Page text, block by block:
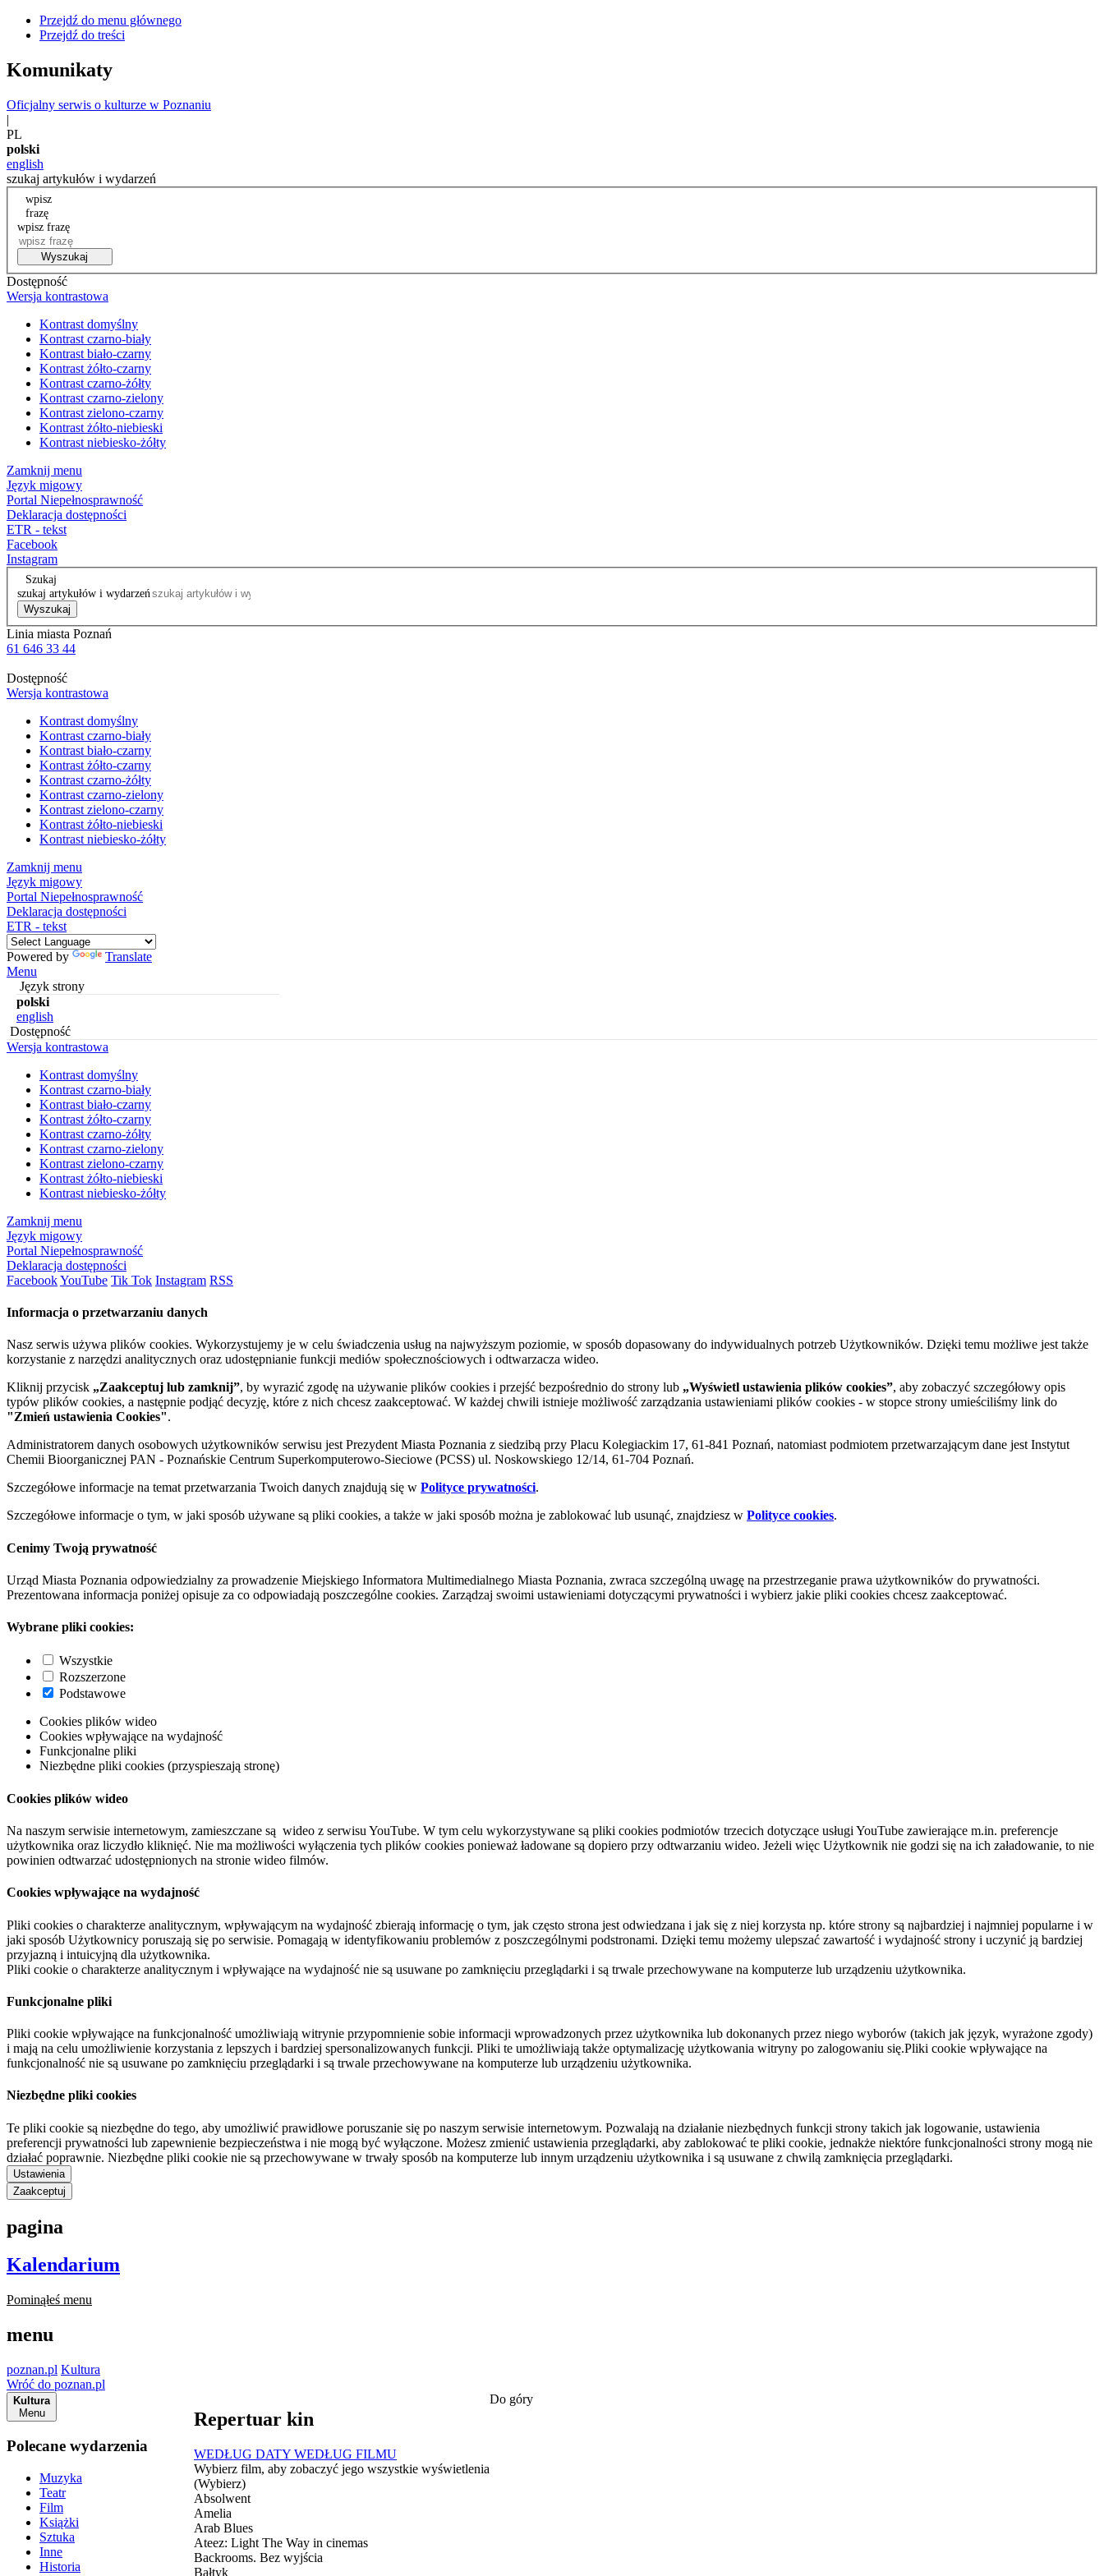
Przejdź do menu głównego
Przejdź do treści
Komunikaty
Oficjalny serwis o kulturze w Poznaniu
|
PL
polski
english
szukaj artykułów i wydarzeń
wpisz
frazę
wpisz frazę
Wyszukaj
Dostępność
Wersja kontrastowa
Kontrast domyślny
Kontrast czarno-biały
Kontrast biało-czarny
Kontrast żółto-czarny
Kontrast czarno-żółty
Kontrast czarno-zielony
Kontrast zielono-czarny
Kontrast żółto-niebieski
Kontrast niebiesko-żółty
Zamknij menu
Język migowy
Portal Niepełnosprawność
Deklaracja dostępności
ETR - tekst
Facebook
Instagram
Szukaj
szukaj artykułów i wydarzeń
Wyszukaj
Linia miasta Poznań
61 646 33 44
Dostępność
Wersja kontrastowa
Kontrast domyślny
Kontrast czarno-biały
Kontrast biało-czarny
Kontrast żółto-czarny
Kontrast czarno-żółty
Kontrast czarno-zielony
Kontrast zielono-czarny
Kontrast żółto-niebieski
Kontrast niebiesko-żółty
Zamknij menu
Język migowy
Portal Niepełnosprawność
Deklaracja dostępności
ETR - tekst
Powered by
Translate
Menu
Język strony
polski
english
Dostępność
Wersja kontrastowa
Kontrast domyślny
Kontrast czarno-biały
Kontrast biało-czarny
Kontrast żółto-czarny
Kontrast czarno-żółty
Kontrast czarno-zielony
Kontrast zielono-czarny
Kontrast żółto-niebieski
Kontrast niebiesko-żółty
Zamknij menu
Język migowy
Portal Niepełnosprawność
Deklaracja dostępności
FacebookYouTube Tik Tok Instagram RSS
Informacja o przetwarzaniu danych
Nasz serwis używa plików cookies. Wykorzystujemy je w celu świadczenia usług na najwyższym poziomie, w sposób dopasowany do indywidualnych potrzeb Użytkowników. Dzięki temu możliwe jest także
korzystanie z narzędzi analitycznych oraz udostępnianie funkcji mediów społecznościowych i odtwarzacza wideo.
Kliknij przycisk „Zaakceptuj lub zamknij”, by wyrazić zgodę na używanie plików cookies i przejść bezpośrednio do strony lub „Wyświetl ustawienia plików cookies”, aby zobaczyć szczegółowy opis
typów plików cookies, a następnie podjąć decyzję, które z nich chcesz zaakceptować. W każdej chwili istnieje możliwość zarządzania ustawieniami plików cookies - w stopce strony umieściliśmy link do
"Zmień ustawienia Cookies".
Administratorem danych osobowych użytkowników serwisu jest Prezydent Miasta Poznania z siedzibą przy Placu Kolegiackim 17, 61-841 Poznań, natomiast podmiotem przetwarzającym dane jest Instytut
Chemii Bioorganicznej PAN - Poznańskie Centrum Superkomputerowo-Sieciowe (PCSS) ul. Noskowskiego 12/14, 61-704 Poznań.
Szczegółowe informacje na temat przetwarzania Twoich danych znajdują się w Polityce prywatności.
Szczegółowe informacje o tym, w jaki sposób używane są pliki cookies, a także w jaki sposób można je zablokować lub usunąć, znajdziesz w Polityce cookies.
Cenimy Twoją prywatność
Urząd Miasta Poznania odpowiedzialny za prowadzenie Miejskiego Informatora Multimedialnego Miasta Poznania, zwraca szczególną uwagę na przestrzeganie prawa użytkowników do prywatności.
Prezentowana informacja poniżej opisuje za co odpowiadają poszczególne cookies. Zarządzaj swoimi ustawieniami dotyczącymi prywatności i wybierz jakie pliki cookies chcesz zaakceptować.
Wybrane pliki cookies:
Wszystkie
Rozszerzone
Podstawowe
Cookies plików wideo
Cookies wpływające na wydajność
Funkcjonalne pliki
Niezbędne pliki cookies (przyspieszają stronę)
Cookies plików wideo
Na naszym serwisie internetowym, zamieszczane są wideo z serwisu YouTube. W tym celu wykorzystywane są pliki cookies podmiotów trzecich dotyczące usługi YouTube zawierające m.in. preferencje
użytkownika oraz liczydło kliknięć. Nie ma możliwości wyłączenia tych plików cookies ponieważ ładowane są dopiero przy odtwarzaniu wideo. Jeżeli więc Użytkownik nie godzi się na ich załadowanie, to nie
powinien odtwarzać udostępnionych na stronie wideo filmów.
Cookies wpływające na wydajność
Pliki cookies o charakterze analitycznym, wpływającym na wydajność zbierają informację o tym, jak często strona jest odwiedzana i jak się z niej korzysta np. które strony są najbardziej i najmniej popularne i w
jaki sposób Użytkownicy poruszają się po serwisie. Pomagają w identyfikowaniu problemów z poszczególnymi podstronami. Dzięki temu możemy ulepszać zawartość i wydajność strony i uczynić ją bardziej
przyjazną i intuicyjną dla użytkownika.
Pliki cookie o charakterze analitycznym i wpływające na wydajność nie są usuwane po zamknięciu przeglądarki i są trwale przechowywane na komputerze lub urządzeniu użytkownika.
Funkcjonalne pliki
Pliki cookie wpływające na funkcjonalność umożliwiają witrynie przypomnienie sobie informacji wprowadzonych przez użytkownika lub dokonanych przez niego wyborów (takich jak język, wyrażone zgody)
i mają na celu umożliwienie korzystania z lepszych i bardziej spersonalizowanych funkcji. Pliki te umożliwiają także optymalizację użytkowania witryny po zalogowaniu się.Pliki cookie wpływające na
funkcjonalność nie są usuwane po zamknięciu przeglądarki i są trwale przechowywane na komputerze lub urządzeniu użytkownika.
Niezbędne pliki cookies
Te pliki cookie są niezbędne do tego, aby umożliwić prawidłowe poruszanie się po naszym serwisie internetowym. Pozwalają na działanie niezbędnych funkcji strony takich jak logowanie, ustawienia
preferencji prywatności lub zapewnienie bezpieczeństwa i nie mogą być wyłączone. Możesz zmienić ustawienia przeglądarki, aby zablokować te pliki cookie, jednakże niektóre funkcjonalności strony mogą nie
działać poprawnie. Niezbędne pliki cookie nie są przechowywane w trwały sposób na komputerze lub innym urządzeniu użytkownika i są usuwane z chwilą zamknięcia przeglądarki.
Ustawienia
Zaakceptuj
pagina
Kalendarium
Pominąłeś menu
menu
poznan.pl Kultura
Wróć do poznan.pl
Kultura
Menu
Polecane wydarzenia
Muzyka
Teatr
Film
Książki
Sztuka
Inne
Historia
Repertuar kin
WEDŁUG DATY WEDŁUG FILMU
Wybierz film, aby zobaczyć jego wszystkie wyświetlenia
(Wybierz)
Absolwent
Amelia
Arab Blues
Ateez: Light The Way in cinemas
Backrooms. Bez wyjścia
Bałtyk
Do góry